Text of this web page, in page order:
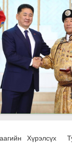
Хүрэлсүх